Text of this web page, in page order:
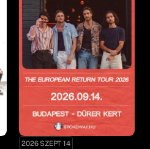
2026 SZEPT 14